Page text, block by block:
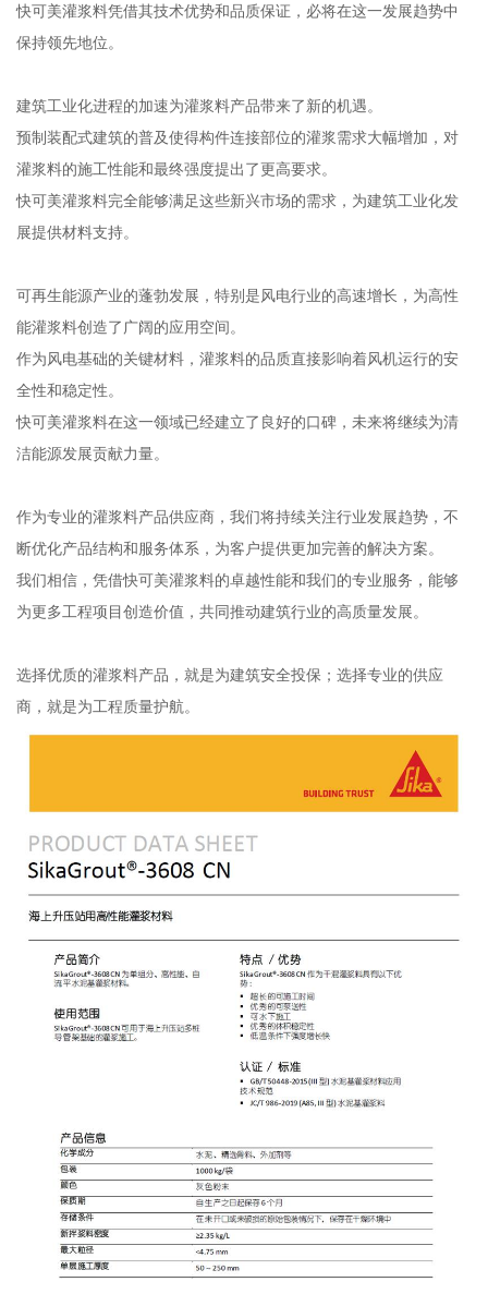
快可美灌浆料凭借其技术优势和品质保证，必将在这一发展趋势中
保持领先地位。
建筑工业化进程的加速为灌浆料产品带来了新的机遇。
预制装配式建筑的普及使得构件连接部位的灌浆需求大幅增加，对
灌浆料的施工性能和最终强度提出了更高要求。
快可美灌浆料完全能够满足这些新兴市场的需求，为建筑工业化发
展提供材料支持。
可再生能源产业的蓬勃发展，特别是风电行业的高速增长，为高性
能灌浆料创造了广阔的应用空间。
作为风电基础的关键材料，灌浆料的品质直接影响着风机运行的安
全性和稳定性。
快可美灌浆料在这一领域已经建立了良好的口碑，未来将继续为清
洁能源发展贡献力量。
作为专业的灌浆料产品供应商，我们将持续关注行业发展趋势，不
断优化产品结构和服务体系，为客户提供更加完善的解决方案。
我们相信，凭借快可美灌浆料的卓越性能和我们的专业服务，能够
为更多工程项目创造价值，共同推动建筑行业的高质量发展。
选择优质的灌浆料产品，就是为建筑安全投保；选择专业的供应
商，就是为工程质量护航。